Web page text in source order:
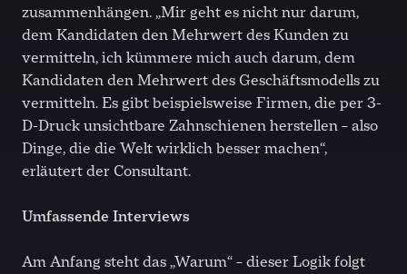
zusammenhängen. „Mir geht es nicht nur darum,
dem Kandidaten den Mehrwert des Kunden zu
vermitteln, ich kümmere mich auch darum, dem
Kandidaten den Mehrwert des Geschäftsmodells zu
vermitteln. Es gibt beispielsweise Firmen, die per 3-
D-Druck unsichtbare Zahnschienen herstellen – also
Dinge, die die Welt wirklich besser machen“,
erläutert der Consultant.
Umfassende Interviews
Am Anfang steht das „Warum“ – dieser Logik folgt